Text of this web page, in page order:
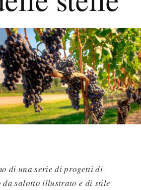
di una serie di progetti di
salotto illustrato e di stile